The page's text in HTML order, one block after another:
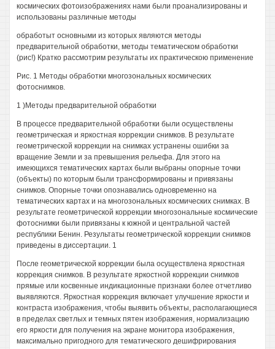
космических фотоизображениях нами были проанализированы и
использованы различные методы
обработыт основными из которых являются методы
предварительной обработки, методы тематическом обработки
(рис!) Кратко рассмотрим результаты их практическою применение
Рис. 1 Методы обработки многозональных космических
фотоснимков.
1 )Методы предварительной обработки
В процессе предварительной обработки были осуществлены
геометрическая и яркостная коррекции снимков. В результате
геометрической коррекции на снимках устранены ошибки за
вращение Земли и за превышения рельефа. Для этого на
имеющихся тематических картах были выбраны опорные точки
(объекты) по которым были трансформированы и привязаны
снимков. Опорные точки опознавались одновременно на
тематических картах и на многозональных космических снимках. В
результате геометрической коррекции многозональные космические
фотоснимки были привязаны к южной и центральной частей
республики Бенин. Результаты геометрической коррекции снимков
приведены в диссертации. 1
После геометрической коррекции была осуществлена яркостная
коррекция снимков. В результате яркостной коррекции снимков
прямые или косвенные индикационные признаки более отчетливо
выявляются. Яркостная коррекция включает улучшение яркости и
контраста изображения, чтобы выявить объекты, располагающиеся
в пределах светлых и темных пятен изображения, нормализацию
его яркости для получения на экране монитора изображения,
максимально пригодного для тематического дешифрирования